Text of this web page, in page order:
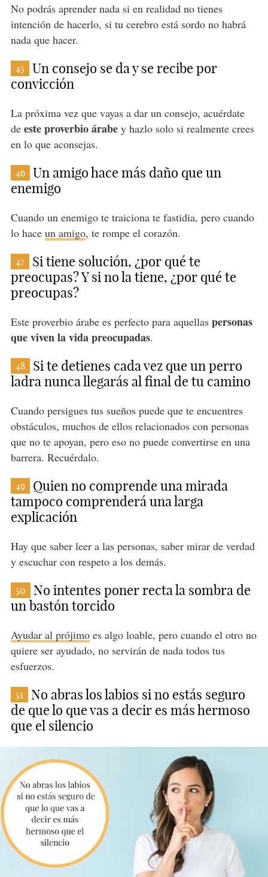
No podrás aprender nada si en realidad no tienes
intención de hacerlo, si tu cerebro está sordo no habrá
nada que hacer.
45
Un consejo se da y se recibe por
convicción
La próxima vez que vayas a dar un consejo, acuérdate
deeste proverbio árabey hazlo solo si realmente crees
en lo que aconsejas.
46
Un amigo hace más daño que un
enemigo
Cuando un enemigo te traiciona te fastidia, pero cuando
lo hace un amigo, te rompe el corazón.
47
Si tiene solución, ¿por qué te
preocupas? Y si no la tiene, ¿por qué te
preocupas?
Este proverbio árabe es perfecto para aquellas personas
que viven la vida preocupadas.
48
Si te detienes cada vez que un perro
ladra nunca llegarás al final de tu camino
Cuando persigues tus sueños puede que te encuentres
obstáculos, muchos de ellos relacionados con personas
que no te apoyan, pero eso no puede convertirse en una
barrera. Recuérdalo.
49
Quien no comprende una mirada
tampoco comprenderá una larga
explicación
Hay que saber leer a las personas, saber mirar de verdad
y escuchar con respeto a los demás.
50
No intentes poner recta la sombra de
un bastón torcido
Ayudar al prójimoes algo loable, pero cuando el otro no
quiere ser ayudado, no servirán de nada todos tus
esfuerzos.
51
No abras los labios si no estás seguro
de que lo que vas a decir es más hermoso
que el silencio